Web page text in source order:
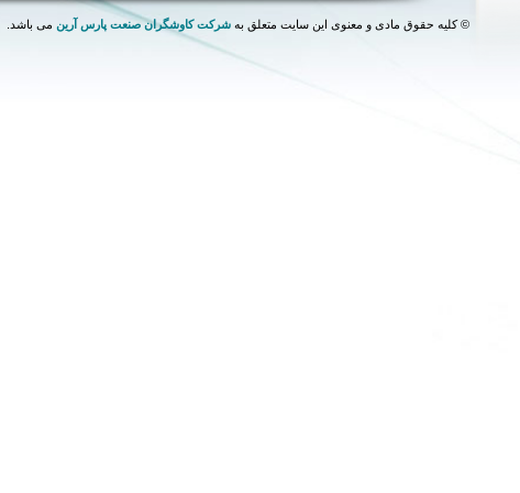
©کلیه حقوق مادی و معنوی این سایت متعلق به شرکت کاوشگران صنعت پارس آرین می باشد.